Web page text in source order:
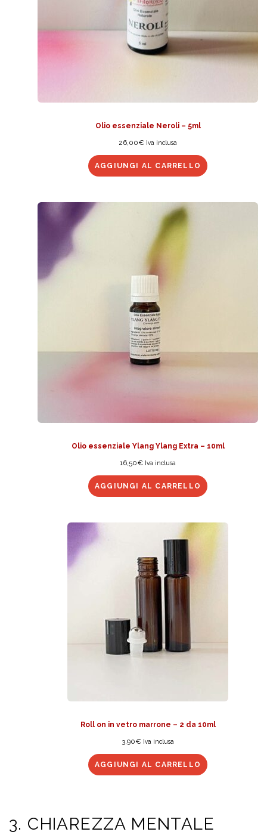
Olio essenziale Neroli – 5ml
26,00€ Iva inclusa
AGGIUNGI AL CARRELLO
Olio essenziale Ylang Ylang Extra – 10ml
16,50€ Iva inclusa
AGGIUNGI AL CARRELLO
Roll on in vetro marrone – 2 da 10ml
3,90€ Iva inclusa
AGGIUNGI AL CARRELLO
3. CHIAREZZA MENTALE